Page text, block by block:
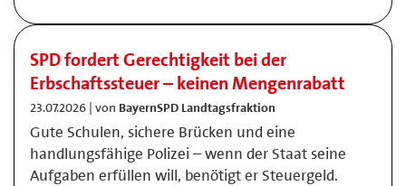
SPD fordert Gerechtigkeit bei der
Erbschaftssteuer – keinen Mengenrabatt
23.07.2026 | von BayernSPD Landtagsfraktion
Gute Schulen, sichere Brücken und eine
handlungsfähige Polizei – wenn der Staat seine
Aufgaben erfüllen will, benötigt er Steuergeld.